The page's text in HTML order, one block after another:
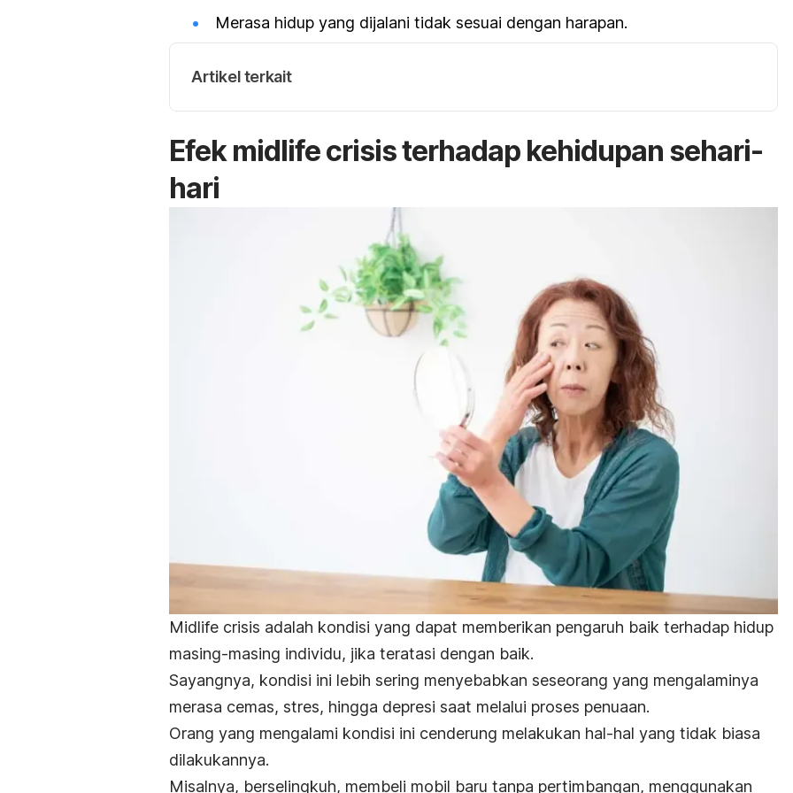
Merasa hidup yang dijalani tidak sesuai dengan harapan.
Artikel terkait
Efekmidlife crisisterhadap kehidupan sehari-
hari
Midlife crisis adalah kondisi yang dapat memberikan pengaruh baik terhadap hidup
masing-masing individu, jika teratasi dengan baik.
Sayangnya, kondisi ini lebih sering menyebabkan seseorang yang mengalaminya
merasa cemas, stres, hingga depresi saat melalui proses penuaan.
Orang yang mengalami kondisi ini cenderung melakukan hal-hal yang tidak biasa
dilakukannya.
Misalnya, berselingkuh, membeli mobil baru tanpa pertimbangan, menggunakan